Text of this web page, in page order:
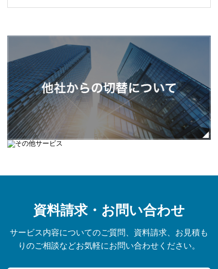
資料請求・お問い合わせ
サービス内容についてのご質問、資料請求、お見積も
りのご相談などお気軽にお問い合わせください。